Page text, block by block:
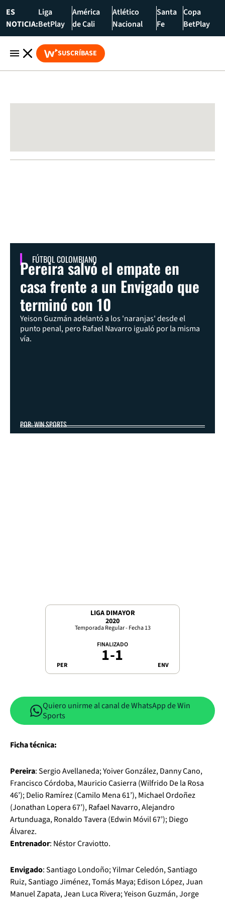
ES
NOTICIA:
Liga
BetPlay
América
de Cali
Atlético
Nacional
Santa
Fe
Copa
BetPlay
SUSCRÍBASE
FÚTBOL COLOMBIANO
Pereira salvó el empate en
casa frente a un Envigado que
terminó con 10
Yeison Guzmán adelantó a los 'naranjas' desde el
punto penal, pero Rafael Navarro igualó por la misma
vía.
POR: WIN SPORTS
LIGA DIMAYOR
2020
Temporada Regular - Fecha 13
PER
FINALIZADO
1-1 ENV
Quiero unirme al canal de WhatsApp de Win
Sports
Ficha técnica:
Pereira: Sergio Avellaneda; Yoiver González, Danny Cano,
Francisco Córdoba, Mauricio Casierra (Wilfrido De la Rosa
46’); Delio Ramírez (Camilo Mena 61’), Michael Ordoñez
(Jonathan Lopera 67’), Rafael Navarro, Alejandro
Artunduaga, Ronaldo Tavera (Edwin Móvil 67’); Diego
Álvarez.
Entrenador: Néstor Craviotto.
Envigado: Santiago Londoño; Yilmar Celedón, Santiago
Ruiz, Santiago Jiménez, Tomás Maya; Edison López, Juan
Manuel Zapata, Jean Luca Rivera; Yeison Guzmán, Jorge